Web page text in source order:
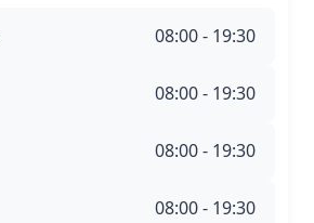
08:00 - 19:30
08:00 - 19:30
08:00 - 19:30
08:00 - 19:30